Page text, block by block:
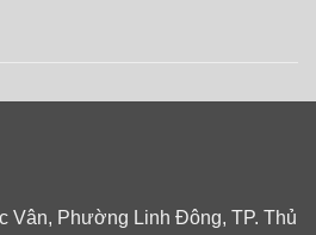
Vân, Phường Linh Đông, TP. Thủ